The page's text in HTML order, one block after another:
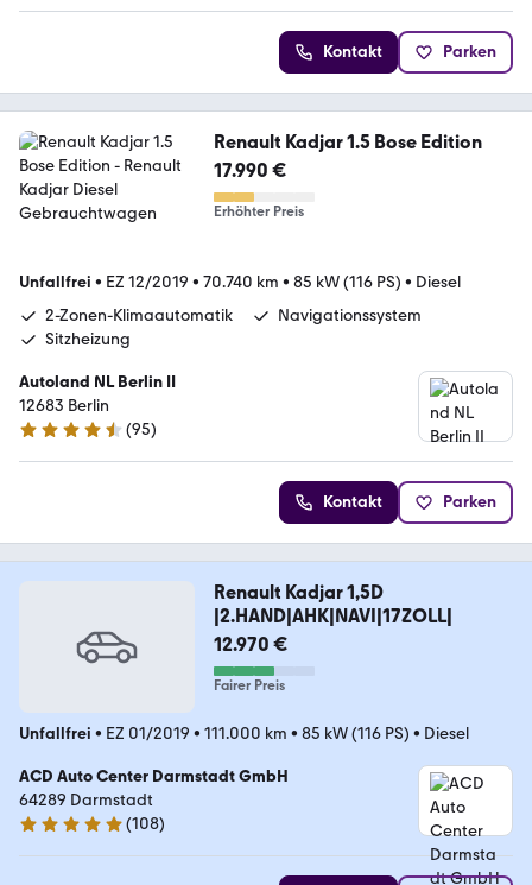
Kontakt Parken
Renault Kadjar 1.5 Bose Edition
17.990 €
Erhöhter Preis
Unfallfrei • EZ 12/2019 • 70.740 km • 85 kW (116 PS) • Diesel
2-Zonen-Klimaautomatik
Navigationssystem
Sitzheizung
Autoland NL Berlin II
12683 Berlin
4.7 Sterne
(95)
Kontakt Parken
Renault Kadjar 1,5D
|2.HAND|AHK|NAVI|17ZOLL|
12.970 €
Fairer Preis
Unfallfrei • EZ 01/2019 • 111.000 km • 85 kW (116 PS) • Diesel
ACD Auto Center Darmstadt GmbH
64289 Darmstadt
4.9 Sterne
(108)